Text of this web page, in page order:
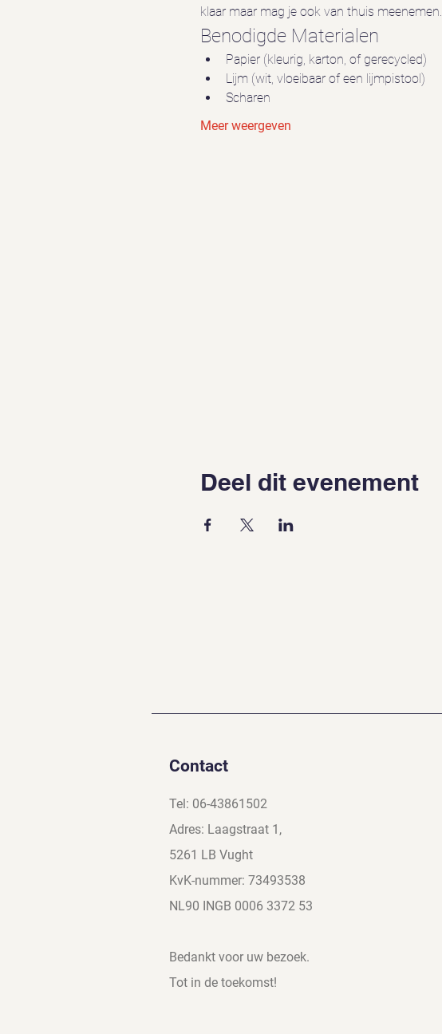
klaar maar mag je ook van thuis meenemen.
Benodigde Materialen
Papier (kleurig, karton, of gerecycled)
Lijm (wit, vloeibaar of een lijmpistool)
Scharen
Meer weergeven
Deel dit evenement
Contact
Tel: 06-43861502
Adres: Laagstraat 1,
5261 LB Vught
KvK-nummer: 73493538
NL90 INGB 0006 3372 53
Bedankt voor uw bezoek.
Tot in de toekomst!